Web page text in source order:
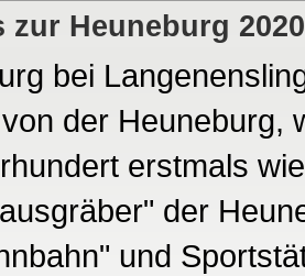
zur Heuneburg 2020
bei
der Heuneburg,
erstmals
der
und